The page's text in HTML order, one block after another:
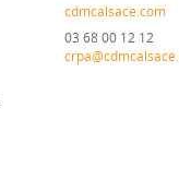
cdmcalsace.com
03 68 00 12 12